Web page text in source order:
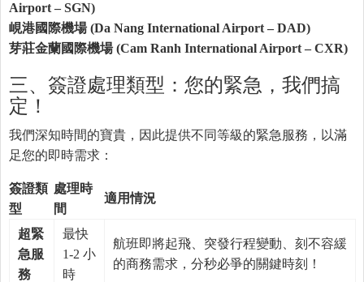
Airport – SGN)
峴港國際機場 (Da Nang International Airport – DAD)
芽莊金蘭國際機場 (Cam Ranh International Airport – CXR)
三、簽證處理類型：您的緊急，我們搞
定！
我們深知時間的寶貴，因此提供不同等級的緊急服務，以滿
足您的即時需求：
簽證類
型
處理時
間
適用情況
超緊
急服
務
最快
1-2 小
時
航班即將起飛、突發行程變動、刻不容緩
的商務需求，分秒必爭的關鍵時刻！